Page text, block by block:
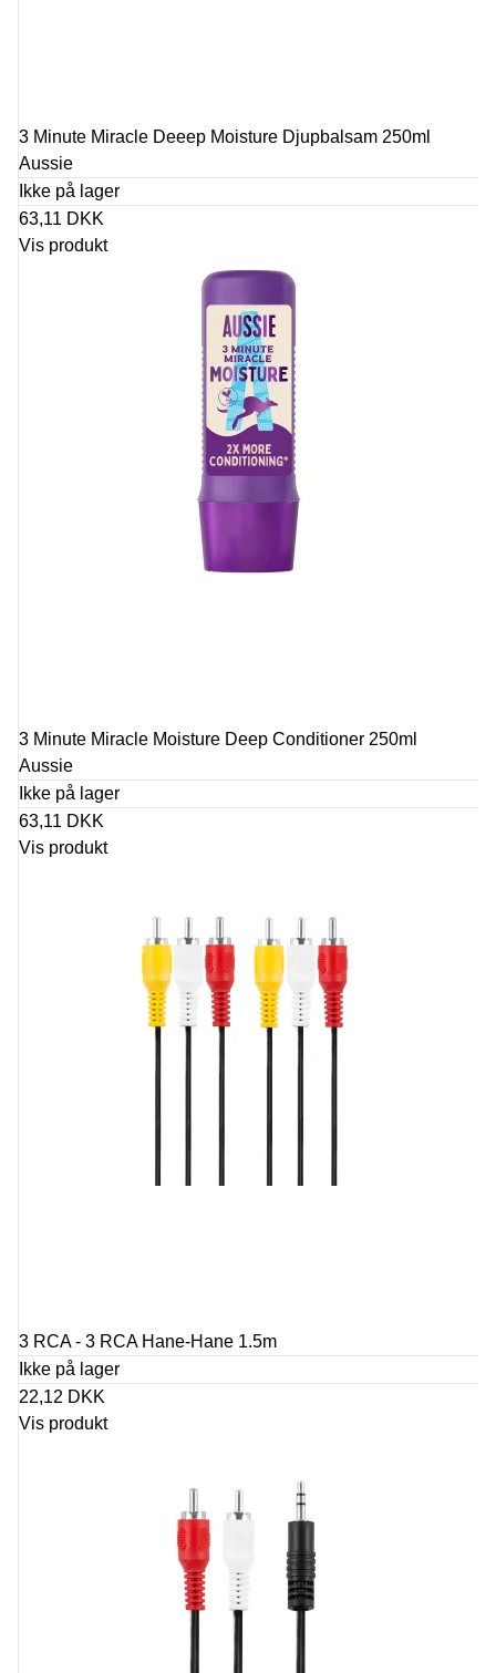
3 Minute Miracle Deeep Moisture Djupbalsam 250ml
Aussie
Ikke på lager
63,11 DKK
Vis produkt
3 Minute Miracle Moisture Deep Conditioner 250ml
Aussie
Ikke på lager
63,11 DKK
Vis produkt
3 RCA - 3 RCA Hane-Hane 1.5m
Ikke på lager
22,12 DKK
Vis produkt